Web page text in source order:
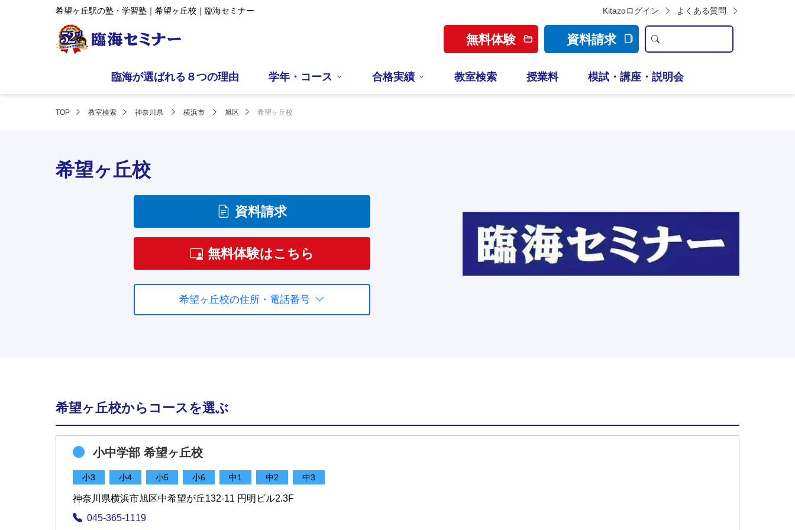
希望ヶ丘駅の塾・学習塾｜希望ヶ丘校｜臨海セミナー Kitazoログイン よくある質問
無料体験 資料請求
臨海が選ばれる８つの理由 学年・コース 合格実績 教室検索 授業料 模試・講座・説明会
TOP 教室検索 神奈川県 横浜市 旭区 希望ヶ丘校
希望ヶ丘校
資料請求
無料体験はこちら
希望ヶ丘校の住所・電話番号
希望ヶ丘校からコースを選ぶ
小中学部 希望ヶ丘校
小3 小4 小5 小6 中1 中2 中3
神奈川県横浜市旭区中希望が丘132-11 円明ビル2.3F
045-365-1119